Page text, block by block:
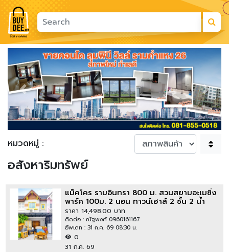
Previous Next
หมวดหมู่ :
อสังหาริมทรัพย์
แม็คโคร รามอินทรา 800 ม. สวนสยามอะเมซิ่ง
พาร์ค 100ม. 2 นอน ทาวน์เฮาส์ 2 ชั้น 2 น้ำ
เฟอร์มาตรฐาน 16 ตร.วา.128 ตร.ม.ซ.สวนสยาม
1-9
ราคา 14,498.00 บาท
ติดต่อ : ณัฐพงศ์ 0960161167
อัพเดท : 31 ก.ค. 69 08:30 น.
0
31 ก.ค. 69